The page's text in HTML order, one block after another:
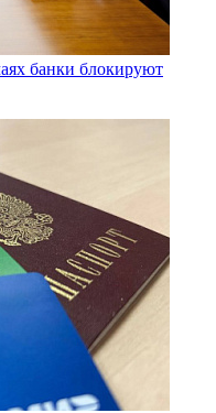
банки блокируют